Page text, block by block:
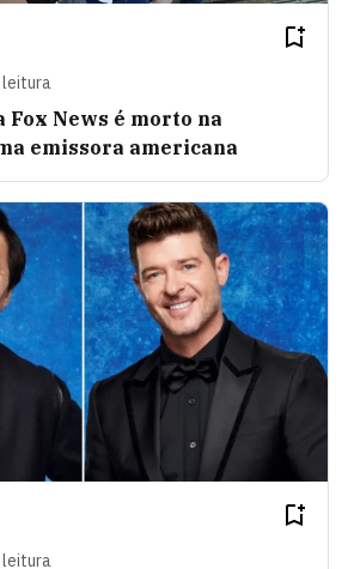
leitura
Fox News é morto na
emissora americana
leitura